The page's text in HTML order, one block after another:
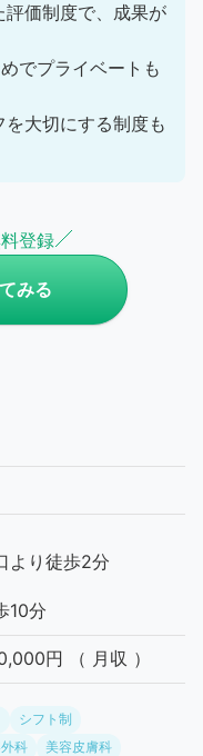
評価制度で、成果が
でプライベートも
を大切にする制度も
登録
みる
より徒歩2分
10分
円 （ 月収 ）
シフト制
科 美容皮膚科